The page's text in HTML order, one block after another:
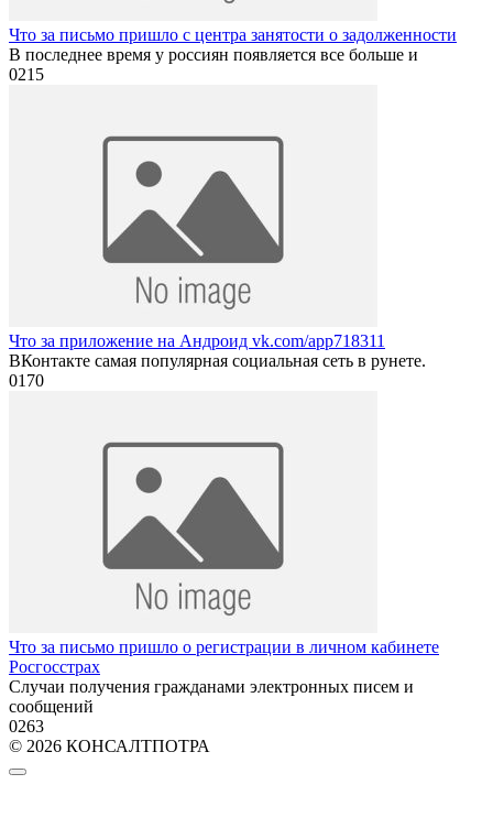
Что за письмо пришло с центра занятости о задолженности
В последнее время у россиян появляется все больше и
0215
Что за приложение на Андроид vk.com/app718311
ВКонтакте самая популярная социальная сеть в рунете.
0170
Что за письмо пришло о регистрации в личном кабинете
Росгосстрах
Случаи получения гражданами электронных писем и
сообщений
0263
© 2026 КОНСАЛТПОТРА